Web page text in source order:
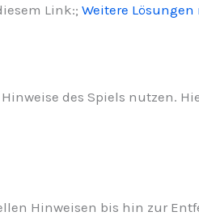
Link:; Weitere
des Spiels nutzen.
Hinweisen bis hin zur